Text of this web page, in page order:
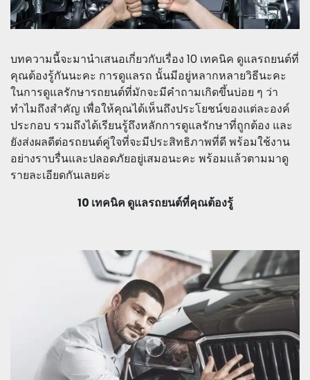
บทความนี้จะมานำเสนอเกี่ยวกับเรื่อง 10 เทคนิค ดูแลรถยนต์ที่
คุณต้องรู้กันนะคะ การดูแลรถ นั้นมีอยู่หลากหลายวิธีนะคะ
ในการดูแลรักษารถยนต์ที่มักจะมีคำถามเกิดขึ้นบ่อย ๆ ว่า
ทำไมถึงสำคัญ เพื่อให้คุณได้เห็นถึงประโยชน์ของแต่ละองค์
ประกอบ รวมถึงได้เรียนรู้ถึงหลักการดูแลรักษาที่ถูกต้อง และ
ยังส่งผลดีต่อรถยนต์คู่ใจที่จะมีประสิทธิภาพที่ดี พร้อมใช้งาน
อย่างราบรื่นและปลอดภัยอยู่เสมอนะคะ พร้อมแล้วตามมาดู
รายละเอียดกันเลยค่ะ
10 เทคนิค ดูแลรถยนต์ที่คุณต้องรู้